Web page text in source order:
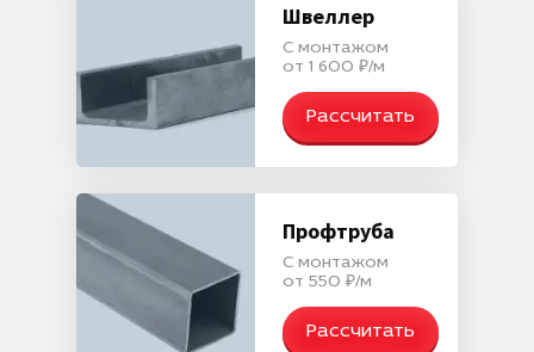
Швеллер
С монтажом
от 1 600 ₽/м
Рассчитать
Профтруба
С монтажом
от 550 ₽/м
Рассчитать